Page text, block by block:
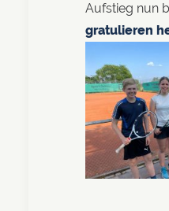
Aufstieg nun
gratulieren